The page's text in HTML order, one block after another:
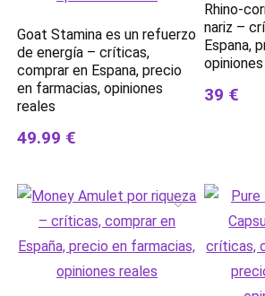
Goat Stamina es un refuerzo
de energía – críticas,
comprar en Espana, precio
en farmacias, opiniones
reales
49.99 €
Rhino-
nariz –
Espana,
39 €